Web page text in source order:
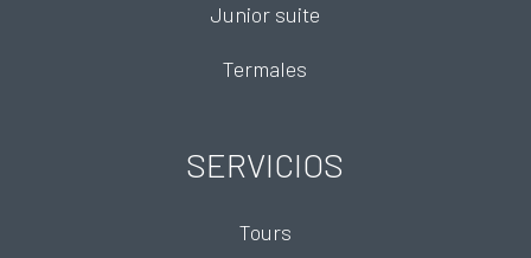
Junior suite
Termales
SERVICIOS
Tours